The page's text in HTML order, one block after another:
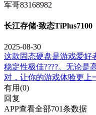
军哥83168982
长江存储·致态TiPlus7100
2025-08-30
这款固态硬盘是游戏爱好
稳定性极佳????。无论是
对，让你的游戏体验更上
有用(0)
回复
APP查看全部701条数据